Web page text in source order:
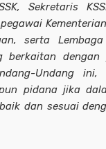
Sekretaris
serta
berkaitan dengan
Undang
pidana jika
dan sesuai